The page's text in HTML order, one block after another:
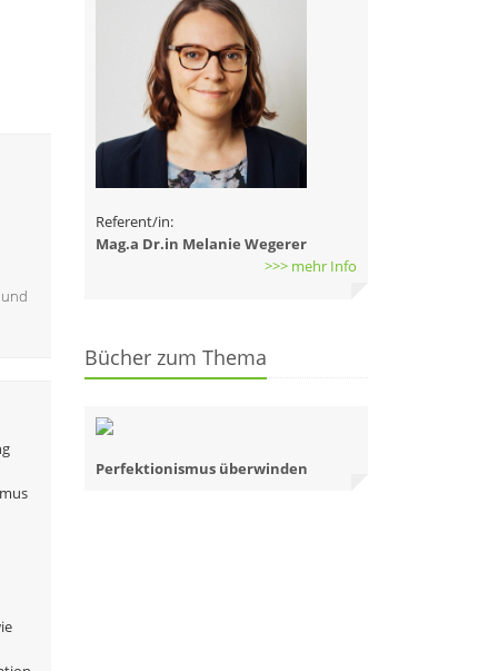
Referent/in:
Mag.a Dr.in Melanie Wegerer
>>> mehr Info
Bücher zum Thema
Perfektionismus überwinden